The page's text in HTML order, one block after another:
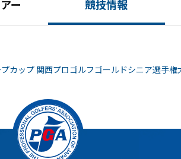
ー 競技情報
カップ 関西プロゴルフゴールドシニア選手権